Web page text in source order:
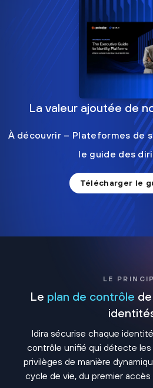
La valeur ajoutée de
À découvrir – Plateformes de
le guide des
Télécharger le
LE
Le plan de contrôle
Idira sécurise chaque
contrôle unifié qui détecte les
privilèges de manière
cycle de vie, du premier accès